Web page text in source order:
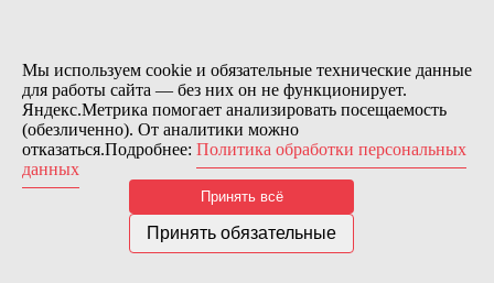
Контакты
Заказов сегодня / Всего
56
11115
Нас можно найти тут:
© 2026 Motor Components. Все права защищены
Дизайн и разработка сайта
Nice’
В связи с возникшими затруднениями с поставками из-за
Мы используем cookie и обязательные технические данные
для работы сайта — без них он не функционирует.
Яндекс.Метрика помогает анализировать посещаемость
(обезличенно). От аналитики можно
отказаться.Подробнее: Политика обработки персональных
данных
Принять всё
Принять обязательные